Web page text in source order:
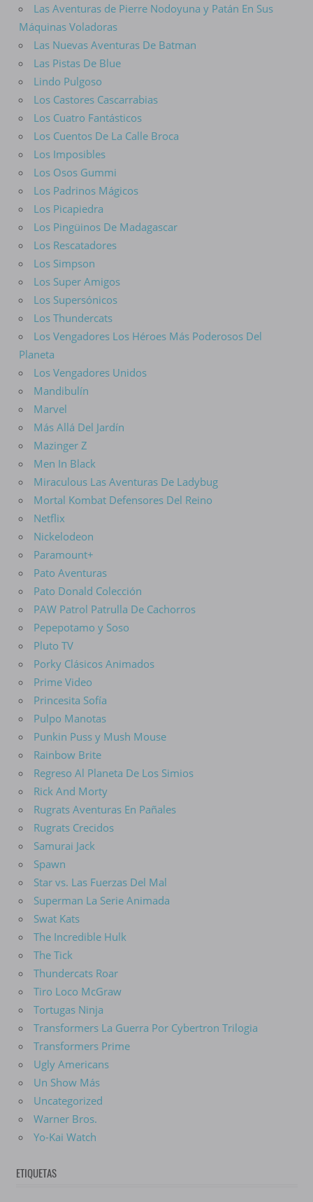
Las Aventuras de Pierre Nodoyuna y Patán En Sus
Máquinas Voladoras
Las Nuevas Aventuras De Batman
Las Pistas De Blue
Lindo Pulgoso
Los Castores Cascarrabias
Los Cuatro Fantásticos
Los Cuentos De La Calle Broca
Los Imposibles
Los Osos Gummi
Los Padrinos Mágicos
Los Picapiedra
Los Pingüinos De Madagascar
Los Rescatadores
Los Simpson
Los Super Amigos
Los Supersónicos
Los Thundercats
Los Vengadores Los Héroes Más Poderosos Del
Planeta
Los Vengadores Unidos
Mandibulín
Marvel
Más Allá Del Jardín
Mazinger Z
Men In Black
Miraculous Las Aventuras De Ladybug
Mortal Kombat Defensores Del Reino
Netflix
Nickelodeon
Paramount+
Pato Aventuras
Pato Donald Colección
PAW Patrol Patrulla De Cachorros
Pepepotamo y Soso
Pluto TV
Porky Clásicos Animados
Prime Video
Princesita Sofía
Pulpo Manotas
Punkin Puss y Mush Mouse
Rainbow Brite
Regreso Al Planeta De Los Simios
Rick And Morty
Rugrats Aventuras En Pañales
Rugrats Crecidos
Samurai Jack
Spawn
Star vs. Las Fuerzas Del Mal
Superman La Serie Animada
Swat Kats
The Incredible Hulk
The Tick
Thundercats Roar
Tiro Loco McGraw
Tortugas Ninja
Transformers La Guerra Por Cybertron Trilogia
Transformers Prime
Ugly Americans
Un Show Más
Uncategorized
Warner Bros.
Yo-Kai Watch
ETIQUETAS